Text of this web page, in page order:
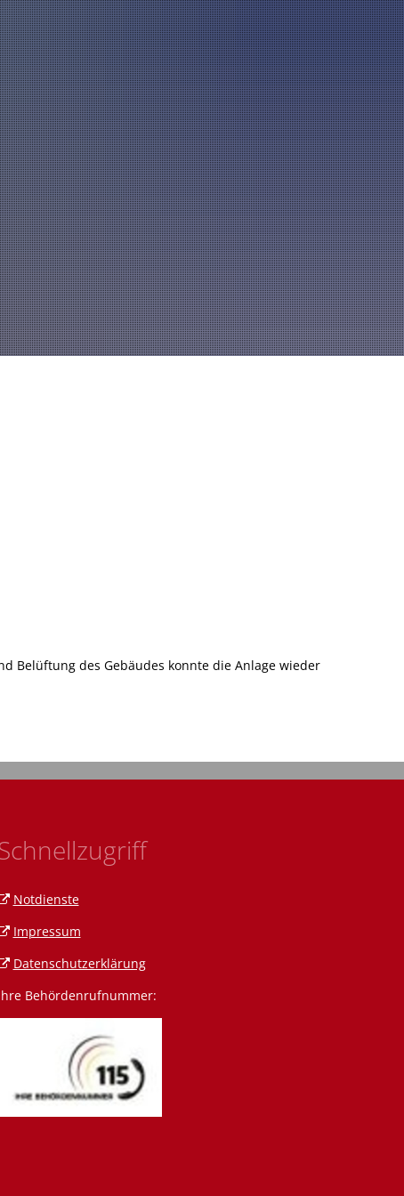
Mitglied werden A A A
Belüftung des Gebäudes konnte die Anlage wieder
Notdienste
Impressum
Datenschutzerklärung
Behördenrufnummer: